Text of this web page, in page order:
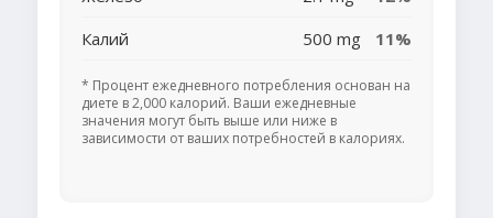
Калий
500 mg 11%
* Процент ежедневного потребления основан на
диете в 2,000 калорий. Ваши ежедневные
значения могут быть выше или ниже в
зависимости от ваших потребностей в калориях.